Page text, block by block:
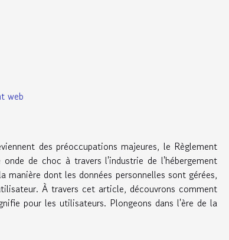
web
des préoccupations majeures, le Règlement
de choc à travers l'industrie de l'hébergement
dont les données personnelles sont gérées,
À travers cet article, découvrons comment
pour les utilisateurs. Plongeons dans l'ère de la